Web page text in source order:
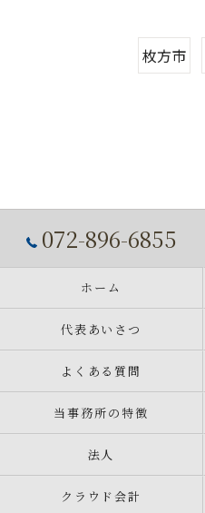
枚方市
072-896-6855
ホーム
代表あいさつ
よくある質問
当事務所の特徴
法人
クラウド会計